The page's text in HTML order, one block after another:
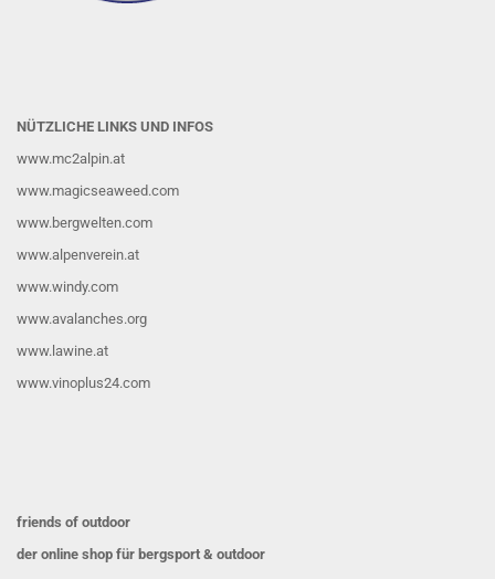
NÜTZLICHE LINKS UND INFOS
www.mc2alpin.at
www.magicseaweed.com
www.bergwelten.com
www.alpenverein.at
www.windy.com
www.avalanches.org
www.lawine.at
www.vinoplus24.com
friends of outdoor
der online shop für bergsport & outdoor